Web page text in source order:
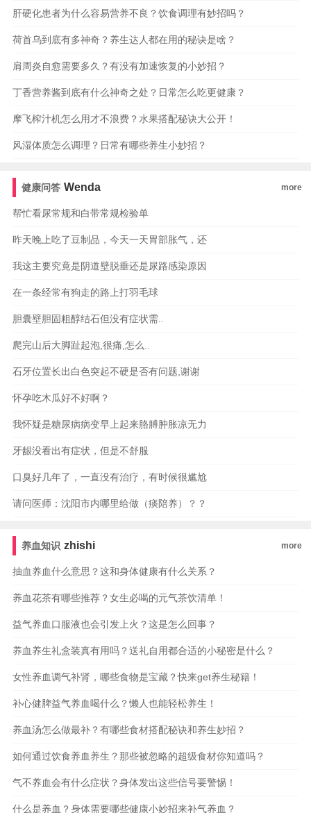
肝硬化患者为什么容易营养不良？饮食调理有妙招吗？
荷首乌到底有多神奇？养生达人都在用的秘诀是啥？
肩周炎自愈需要多久？有没有加速恢复的小妙招？
丁香营养酱到底有什么神奇之处？日常怎么吃更健康？
摩飞榨汁机怎么用才不浪费？水果搭配秘诀大公开！
风湿体质怎么调理？日常有哪些养生小妙招？
健康问答 Wenda more
帮忙看尿常规和白带常规检验单
昨天晚上吃了豆制品，今天一天胃部胀气，还
我这主要究竟是阴道壁脱垂还是尿路感染原因
在一条经常有狗走的路上打羽毛球
胆囊壁胆固粗醇结石但没有症状需..
爬完山后大脚趾起泡,很痛,怎么..
石牙位置长出白色突起不硬是否有问题,谢谢
怀孕吃木瓜好不好啊？
我怀疑是糖尿病病变早上起来胳膊肿胀凉无力
牙龈没看出有症状，但是不舒服
口臭好几年了，一直没有治疗，有时候很尴尬
请问医师：沈阳市内哪里给做（痰陪养）？？
养血知识 zhishi more
抽血养血什么意思？这和身体健康有什么关系？
养血花茶有哪些推荐？女生必喝的元气茶饮清单！
益气养血口服液也会引发上火？这是怎么回事？
养血养生礼盒装真有用吗？送礼自用都合适的小秘密是什么？
女性养血调气补肾，哪些食物是宝藏？快来get养生秘籍！
补心健脾益气养血喝什么？懒人也能轻松养生！
养血汤怎么做最补？有哪些食材搭配秘诀和养生妙招？
如何通过饮食养血养生？那些被忽略的超级食材你知道吗？
气不养血会有什么症状？身体发出这些信号要警惕！
什么是养血？身体需要哪些健康小妙招来补气养血？